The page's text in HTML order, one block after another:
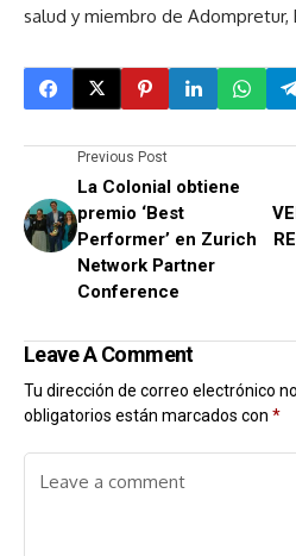
salud y miembro de Adompretur,
Previous Post
La Colonial obtiene
premio ‘Best
Performer’ en Zurich
Network Partner
Conference
Leave A Comment
Tu dirección de correo electrónico
obligatorios están marcados con *